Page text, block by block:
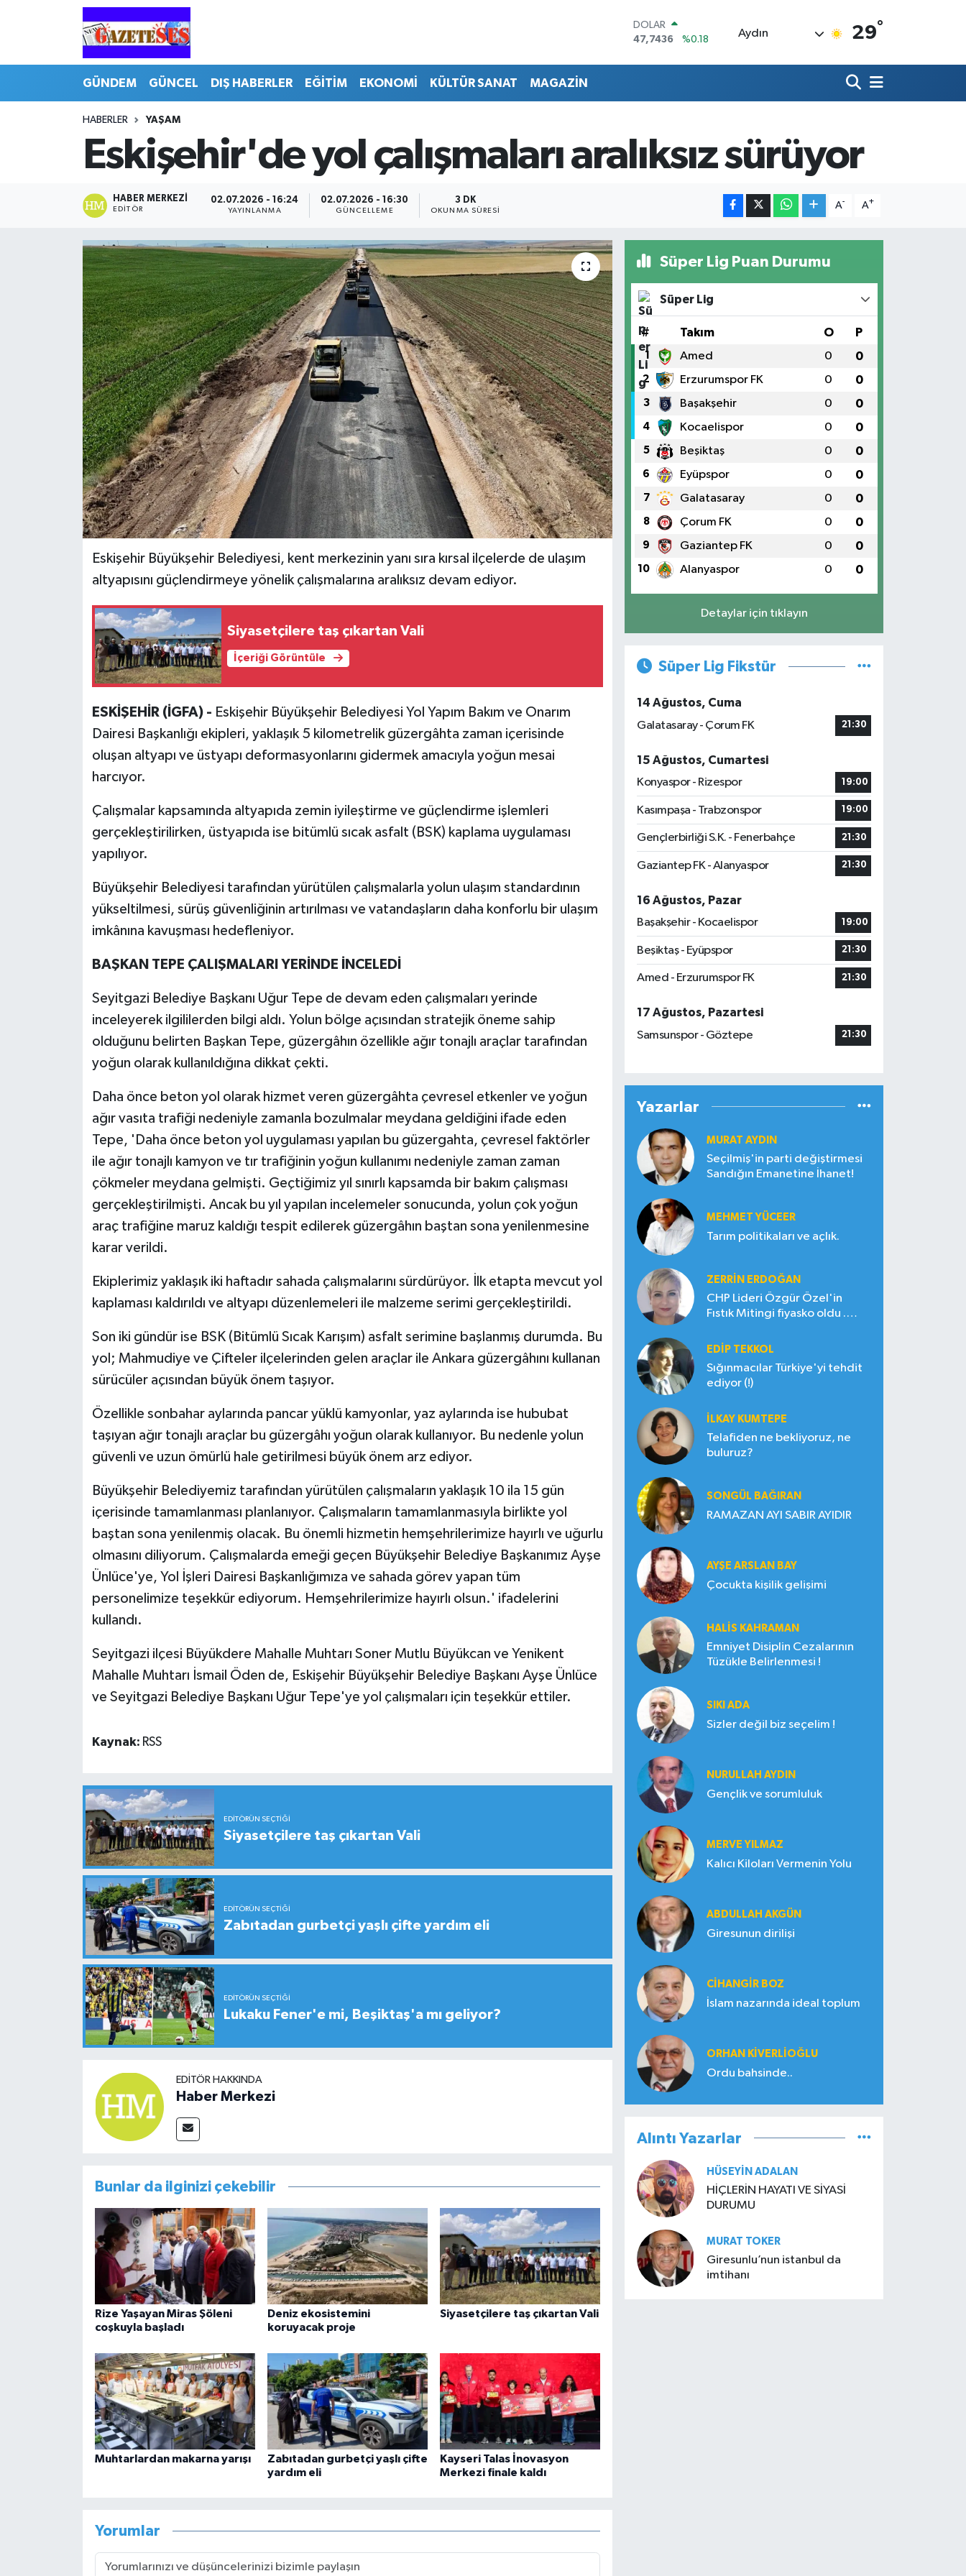
DOLAR
47,7436
%0.18
BİST100
13.779
%-14
BITCOIN
Aydın 29°
GÜNDEM GÜNCEL DIŞ HABERLER EĞİTİM EKONOMİ KÜLTÜR SANAT MAGAZİN
HABERLER YAŞAM
Eskişehir'de yol çalışmaları aralıksız sürüyor
HABER MERKEZI
EDITÖR
02.07.2026 - 16:24
YAYINLANMA
02.07.2026 - 16:30
GÜNCELLEME
3 DK
OKUNMA SÜRESI
A- A+
Eskişehir Büyükşehir Belediyesi, kent merkezinin yanı sıra kırsal ilçelerde de ulaşım
altyapısını güçlendirmeye yönelik çalışmalarına aralıksız devam ediyor.
Siyasetçilere taş çıkartan Vali
İçeriği Görüntüle
ESKİŞEHİR (İGFA) - Eskişehir Büyükşehir Belediyesi Yol Yapım Bakım ve Onarım
Dairesi Başkanlığı ekipleri, yaklaşık 5 kilometrelik güzergâhta zaman içerisinde
oluşan altyapı ve üstyapı deformasyonlarını gidermek amacıyla yoğun mesai
harcıyor.
Çalışmalar kapsamında altyapıda zemin iyileştirme ve güçlendirme işlemleri
gerçekleştirilirken, üstyapıda ise bitümlü sıcak asfalt (BSK) kaplama uygulaması
yapılıyor.
Büyükşehir Belediyesi tarafından yürütülen çalışmalarla yolun ulaşım standardının
yükseltilmesi, sürüş güvenliğinin artırılması ve vatandaşların daha konforlu bir ulaşım
imkânına kavuşması hedefleniyor.
BAŞKAN TEPE ÇALIŞMALARI YERİNDE İNCELEDİ
Seyitgazi Belediye Başkanı Uğur Tepe de devam eden çalışmaları yerinde
inceleyerek ilgililerden bilgi aldı. Yolun bölge açısından stratejik öneme sahip
olduğunu belirten Başkan Tepe, güzergâhın özellikle ağır tonajlı araçlar tarafından
yoğun olarak kullanıldığına dikkat çekti.
Daha önce beton yol olarak hizmet veren güzergâhta çevresel etkenler ve yoğun
ağır vasıta trafiği nedeniyle zamanla bozulmalar meydana geldiğini ifade eden
Tepe, 'Daha önce beton yol uygulaması yapılan bu güzergahta, çevresel faktörler
ile ağır tonajlı kamyon ve tır trafiğinin yoğun kullanımı nedeniyle zaman zaman
çökmeler meydana gelmişti. Geçtiğimiz yıl sınırlı kapsamda bir bakım çalışması
gerçekleştirilmişti. Ancak bu yıl yapılan incelemeler sonucunda, yolun çok yoğun
araç trafiğine maruz kaldığı tespit edilerek güzergâhın baştan sona yenilenmesine
karar verildi.
Ekiplerimiz yaklaşık iki haftadır sahada çalışmalarını sürdürüyor. İlk etapta mevcut yol
kaplaması kaldırıldı ve altyapı düzenlemeleri ile malzeme serimi gerçekleştirildi.
Son iki gündür ise BSK (Bitümlü Sıcak Karışım) asfalt serimine başlanmış durumda. Bu
yol; Mahmudiye ve Çifteler ilçelerinden gelen araçlar ile Ankara güzergâhını kullanan
sürücüler açısından büyük önem taşıyor.
Özellikle sonbahar aylarında pancar yüklü kamyonlar, yaz aylarında ise hububat
taşıyan ağır tonajlı araçlar bu güzergâhı yoğun olarak kullanıyor. Bu nedenle yolun
güvenli ve uzun ömürlü hale getirilmesi büyük önem arz ediyor.
Büyükşehir Belediyemiz tarafından yürütülen çalışmaların yaklaşık 10 ila 15 gün
içerisinde tamamlanması planlanıyor. Çalışmaların tamamlanmasıyla birlikte yol
baştan sona yenilenmiş olacak. Bu önemli hizmetin hemşehrilerimize hayırlı ve uğurlu
olmasını diliyorum. Çalışmalarda emeği geçen Büyükşehir Belediye Başkanımız Ayşe
Ünlüce'ye, Yol İşleri Dairesi Başkanlığımıza ve sahada görev yapan tüm
personelimize teşekkür ediyorum. Hemşehrilerimize hayırlı olsun.' ifadelerini
kullandı.
Seyitgazi ilçesi Büyükdere Mahalle Muhtarı Soner Mutlu Büyükcan ve Yenikent
Mahalle Muhtarı İsmail Öden de, Eskişehir Büyükşehir Belediye Başkanı Ayşe Ünlüce
ve Seyitgazi Belediye Başkanı Uğur Tepe'ye yol çalışmaları için teşekkür ettiler.
Kaynak: RSS
EDITÖRÜN SEÇTIĞI
Siyasetçilere taş çıkartan Vali
EDITÖRÜN SEÇTIĞI
Zabıtadan gurbetçi yaşlı çifte yardım eli
EDITÖRÜN SEÇTIĞI
Lukaku Fener'e mi, Beşiktaş'a mı geliyor?
EDITÖR HAKKINDA
Haber Merkezi
Bunlar da ilginizi çekebilir
Rize Yaşayan Miras Şöleni
coşkuyla başladı
Deniz ekosistemini
koruyacak proje
Siyasetçilere taş çıkartan Vali
Muhtarlardan makarna yarışı
Zabıtadan gurbetçi yaşlı çifte
yardım eli
Kayseri Talas İnovasyon
Merkezi finale kaldı
Yorumlar
Süper Lig Puan Durumu
Süper Lig
# Takım O P
1 Amed 0 0
2 Erzurumspor FK 0 0
3 Başakşehir 0 0
4 Kocaelispor 0 0
5 Beşiktaş 0 0
6 Eyüpspor 0 0
7 Galatasaray 0 0
8 Çorum FK 0 0
9 Gaziantep FK 0 0
10 Alanyaspor 0 0
Detaylar için tıklayın
Süper Lig Fikstür
14 Ağustos, Cuma
Galatasaray - Çorum FK
21:30
15 Ağustos, Cumartesi
Konyaspor - Rizespor
19:00
Kasımpaşa - Trabzonspor 19:00
Gençlerbirliği S.K. - Fenerbahçe 21:30
Gaziantep FK - Alanyaspor 21:30
16 Ağustos, Pazar
Başakşehir - Kocaelispor
19:00
Beşiktaş - Eyüpspor 21:30
Amed - Erzurumspor FK 21:30
17 Ağustos, Pazartesi
Samsunspor - Göztepe
21:30
Yazarlar
MURAT AYDIN
Seçilmiş'in parti değiştirmesi
Sandığın Emanetine İhanet!
MEHMET YÜCEER
Tarım politikaları ve açlık.
ZERRIN ERDOĞAN
CHP Lideri Özgür Özel'in
Fıstık Mitingi fiyasko oldu .
EDIP TEKKOL
Sığınmacılar Türkiye'yi tehdit
ediyor (!)
İLKAY KUMTEPE
Telafiden ne bekliyoruz, ne
buluruz?
SONGÜL BAĞIRAN
RAMAZAN AYI SABIR AYIDIR
AYŞE ARSLAN BAY
Çocukta kişilik gelişimi
HALIS KAHRAMAN
Emniyet Disiplin Cezalarının
Tüzükle Belirlenmesi !
SIKI ADA
Sizler değil biz seçelim !
NURULLAH AYDIN
Gençlik ve sorumluluk
MERVE YILMAZ
Kalıcı Kiloları Vermenin Yolu
ABDULLAH AKGÜN
Giresunun dirilişi
CIHANGIR BOZ
İslam nazarında ideal toplum
ORHAN KIVERLIOĞLU
Ordu bahsinde..
Alıntı Yazarlar
HÜSEYIN ADALAN
HİÇLERİN HAYATI VE SİYASİ
DURUMU
MURAT TOKER
Giresunlu’nun istanbul da
imtihanı